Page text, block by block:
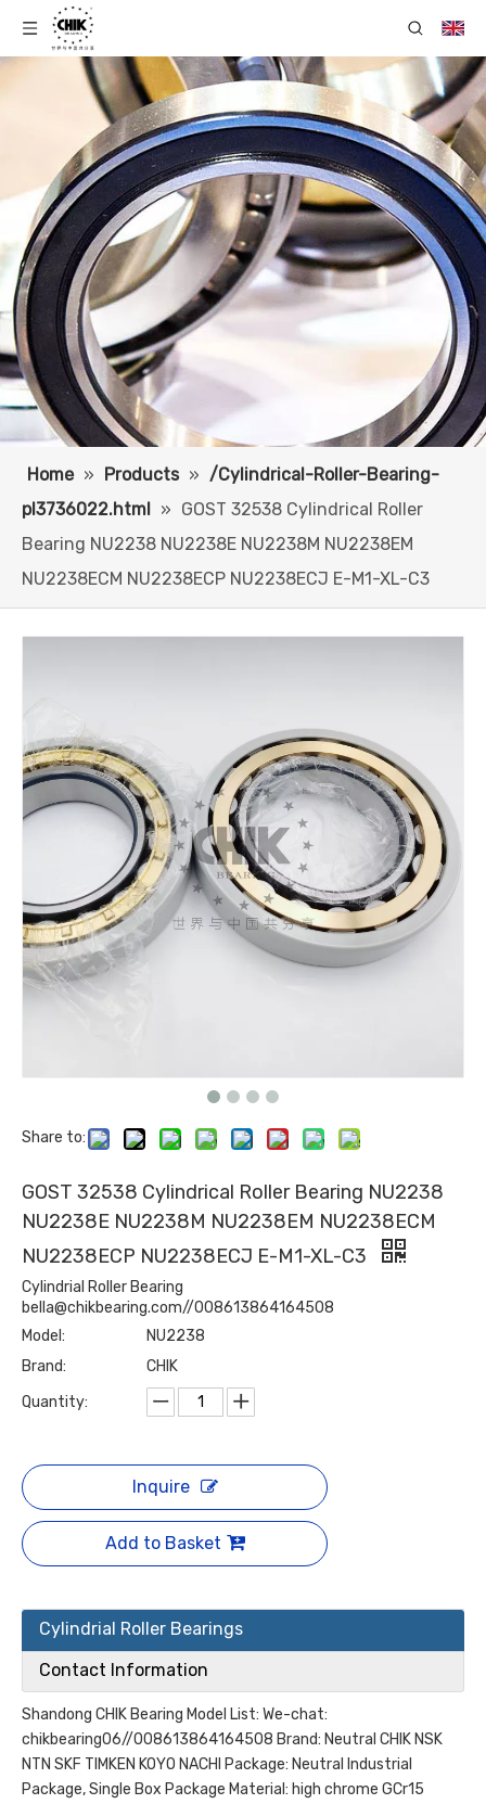
Home » Products » /Cylindrical-Roller-Bearing-
pl3736022.html » GOST 32538 Cylindrical Roller
Bearing NU2238 NU2238E NU2238M NU2238EM
NU2238ECM NU2238ECP NU2238ECJ E-M1-XL-C3
Share to:
GOST 32538 Cylindrical Roller Bearing NU2238
NU2238E NU2238M NU2238EM NU2238ECM
NU2238ECP NU2238ECJ E-M1-XL-C3
Cylindrial Roller Bearing
bella@chikbearing.com//008613864164508
Model:
NU2238
Brand:
CHIK
Quantity:
Inquire
Add to Basket
Cylindrial Roller Bearings
Contact Information
Shandong CHIK Bearing Model List: We-chat:
chikbearing06//008613864164508 Brand: Neutral CHIK NSK
NTN SKF TIMKEN KOYO NACHI Package: Neutral Industrial
Package, Single Box Package Material: high chrome GCr15